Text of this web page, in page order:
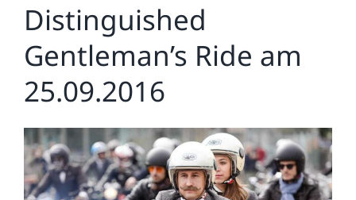
Distinguished
Gentleman’s Ride am
25.09.2016
Zeige
grösseres
Bild